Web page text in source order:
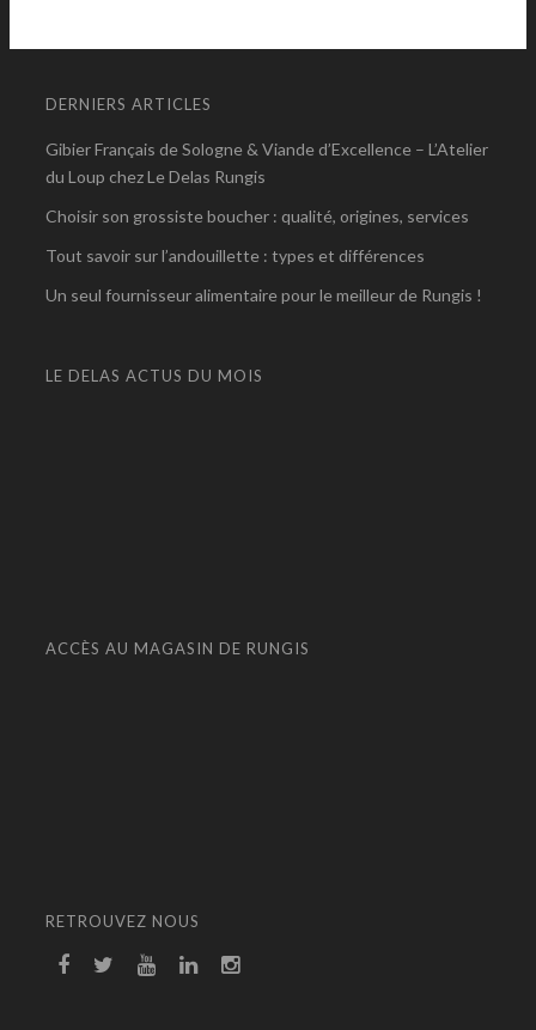
DERNIERS ARTICLES
Gibier Français de Sologne & Viande d’Excellence – L’Atelier
du Loup chez Le Delas Rungis
Choisir son grossiste boucher : qualité, origines, services
Tout savoir sur l’andouillette : types et différences
Un seul fournisseur alimentaire pour le meilleur de Rungis !
LE DELAS ACTUS DU MOIS
ACCÈS AU MAGASIN DE RUNGIS
RETROUVEZ NOUS